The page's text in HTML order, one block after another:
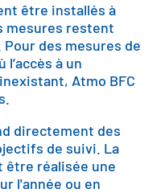
être installés à
mesures restent
des mesures de
à un
Atmo BFC
directement des
de suivi. La
être réalisée une
l'année ou en